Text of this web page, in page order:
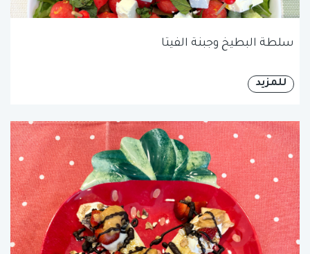
سلطة البطيخ وجبنة الفيتا
للمزيد